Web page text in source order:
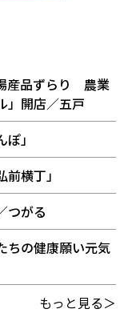
産品ずらり 農業
」開店／五戸
」
横丁」
つがる
の健康願い元気
もっと見る＞